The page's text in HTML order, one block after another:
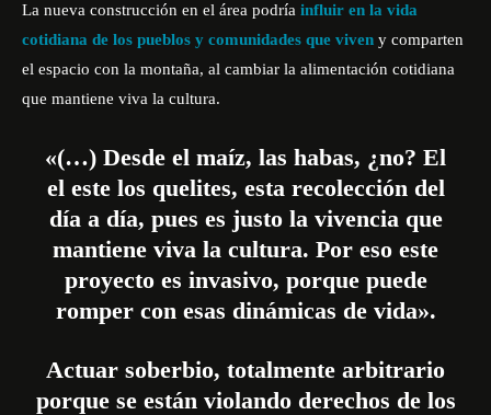
La nueva construcción en el área podría influir en la vida
cotidiana de los pueblos y comunidades que viven y comparten
el espacio con la montaña, al cambiar la alimentación cotidiana
que mantiene viva la cultura.
«(…) Desde el maíz, las habas, ¿no? El
el este los quelites, esta recolección del
día a día, pues es justo la vivencia que
mantiene viva la cultura. Por eso este
proyecto es invasivo, porque puede
romper con esas dinámicas de vida».
Actuar soberbio, totalmente arbitrario
porque se están violando derechos de los